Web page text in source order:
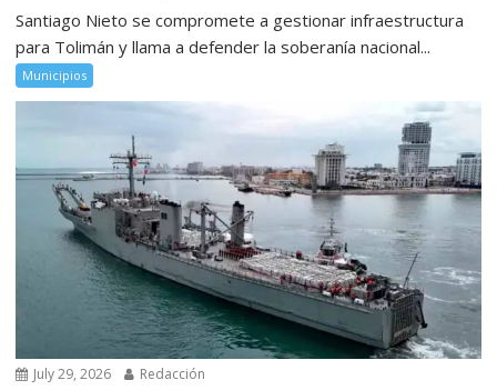
Santiago Nieto se compromete a gestionar infraestructura
para Tolimán y llama a defender la soberanía nacional...
Municipios
July 29, 2026 Redacción